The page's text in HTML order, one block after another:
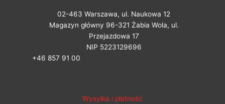
02-463 Warszawa, ul. Naukowa 12
Magazyn główny 96-321 Żabia Wola, ul.
Przejazdowa 17
NIP 5223129696
+46 857 91 00
Wysyłka i płatność